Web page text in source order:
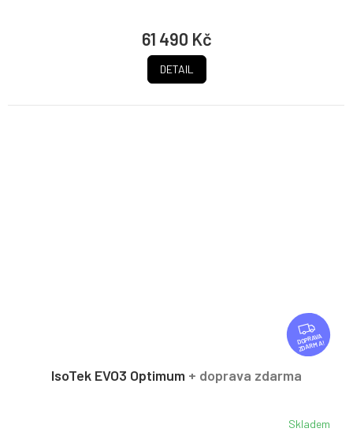
61 490 Kč
DETAIL
Z
D
A
ZDARMA
IsoTek EVO3 Optimum + doprava zdarma
Skladem